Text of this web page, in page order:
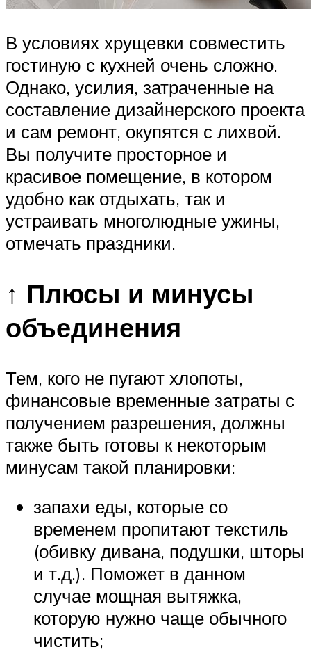
В условиях хрущевки совместить
гостиную с кухней очень сложно.
Однако, усилия, затраченные на
составление дизайнерского проекта
и сам ремонт, окупятся с лихвой.
Вы получите просторное и
красивое помещение, в котором
удобно как отдыхать, так и
устраивать многолюдные ужины,
отмечать праздники.
↑ Плюсы и минусы
объединения
Тем, кого не пугают хлопоты,
финансовые временные затраты с
получением разрешения, должны
также быть готовы к некоторым
минусам такой планировки:
запахи еды, которые со
временем пропитают текстиль
(обивку дивана, подушки, шторы
и т.д.). Поможет в данном
случае мощная вытяжка,
которую нужно чаще обычного
чистить;